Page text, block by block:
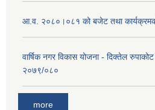
आ.व. २०८०।०८१ को बजेट तथा कार्यक्रमको
वार्षिक नगर विकास योजना - दिक्तेल
२०७९/०८०
more